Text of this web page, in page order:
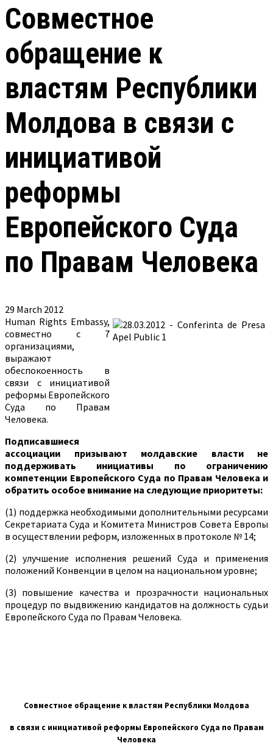
Совместное
обращение к
властям Республики
Молдова в связи с
инициативой
реформы
Европейского Суда
по Правам Человека
29 March 2012
Human Rights Embassy,
совместно с 7
организациями,
выражают
обеспокоенность в
связи с инициативой
реформы Европейского
Суда по Правам
Человека.
Подписавшиеся
ассоциации призывают молдавские власти не
поддерживать инициативы по ограничению
компетенции Европейского Суда по Правам Человека и
обратить особое внимание на следующие приоритеты:
(1) поддержка необходимыми дополнительными ресурсами
Секретариата Суда и Комитета Министров Совета Европы
в осуществлении реформ, изложенных в протоколе № 14;
(2) улучшение исполнения решений Суда и применения
положений Конвенции в целом на национальном уровне;
(3) повышение качества и прозрачности национальных
процедур по выдвижению кандидатов на должность судьи
Европейского Суда по Правам Человека.
Совместное обращение к властям Республики Молдова
в связи с инициативой реформы Европейского Суда по Правам
Человека